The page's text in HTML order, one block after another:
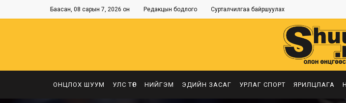
Баасан, 08 сарын 7, 2026 он Редакцын бодлого Сурталчилгаа байршуулах
ОНЦЛОХ ШУУМ УЛС ТӨР НИЙГЭМ ЭДИЙН ЗАСАГ УРЛАГ СПОРТ ЯРИЛЦЛАГА